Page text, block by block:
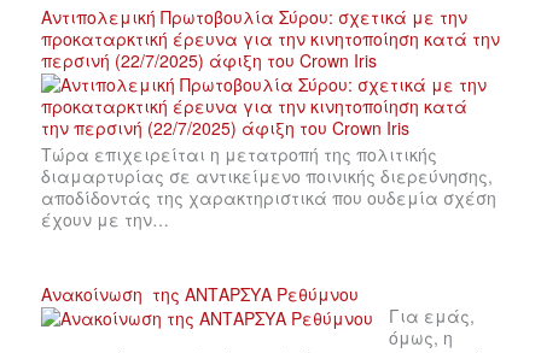
Αντιπολεμική Πρωτοβουλία Σύρου: σχετικά με την
προκαταρκτική έρευνα για την κινητοποίηση κατά την
περσινή (22/7/2025) άφιξη του Crown Iris
Τώρα επιχειρείται η μετατροπή της πολιτικής
διαμαρτυρίας σε αντικείμενο ποινικής διερεύνησης,
αποδίδοντάς της χαρακτηριστικά που ουδεμία σχέση
έχουν με την…
Ανακοίνωση της ΑΝΤΑΡΣΥΑ Ρεθύμνου
Για εμάς,
όμως, η